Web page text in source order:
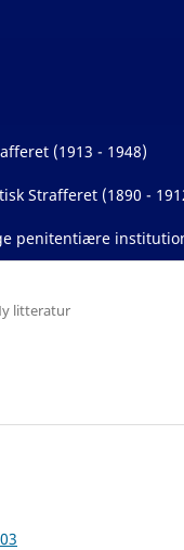
(1913 - 1948)
Strafferet (1890 -
penitentiære
litteratur